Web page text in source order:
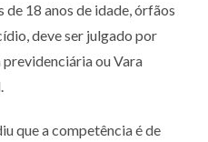
18 anos de idade, órfãos
deve ser julgado por
ou Vara
que a competência é de